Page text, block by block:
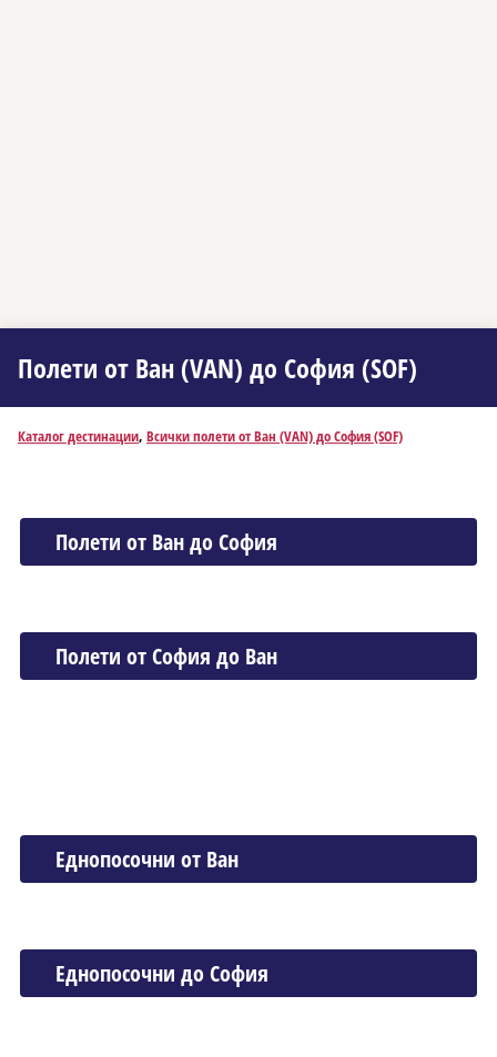
Полети от Ван (VAN) до София (SOF)
Каталог дестинации, Всички полети от Ван (VAN) до София (SOF)
Полети от Ван до София
Полети от София до Ван
Еднопосочни от Ван
Еднопосочни до София